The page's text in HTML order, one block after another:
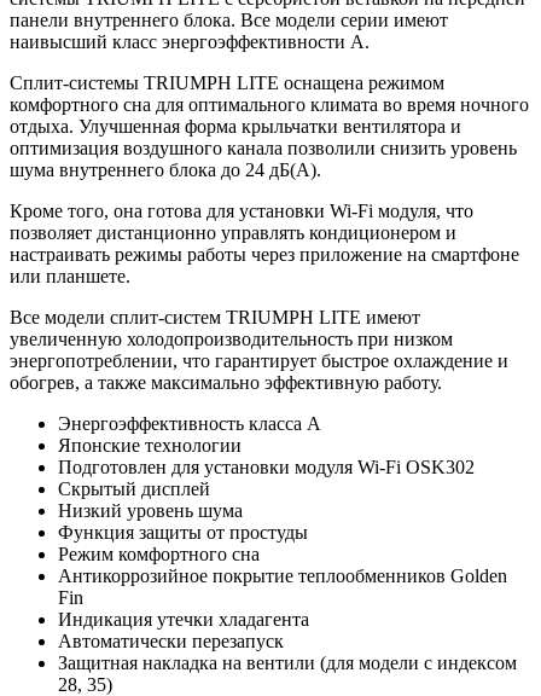
панели внутреннего блока. Все модели серии имеют
наивысший класс энергоэффективности А.
Сплит-системы TRIUMPH LITE оснащена режимом
комфортного сна для оптимального климата во время ночного
отдыха. Улучшенная форма крыльчатки вентилятора и
оптимизация воздушного канала позволили снизить уровень
шума внутреннего блока до 24 дБ(А).
Кроме того, она готова для установки Wi-Fi модуля, что
позволяет дистанционно управлять кондиционером и
настраивать режимы работы через приложение на смартфоне
или планшете.
Все модели сплит-систем TRIUMPH LITE имеют
увеличенную холодопроизводительность при низком
энергопотреблении, что гарантирует быстрое охлаждение и
обогрев, а также максимально эффективную работу.
Энергоэффективность класса А
Японские технологии
Подготовлен для установки модуля Wi-Fi OSK302
Скрытый дисплей
Низкий уровень шума
Функция защиты от простуды
Режим комфортного сна
Антикоррозийное покрытие теплообменников Golden
Fin
Индикация утечки хладагента
Автоматически перезапуск
Защитная накладка на вентили (для модели с индексом
28, 35)